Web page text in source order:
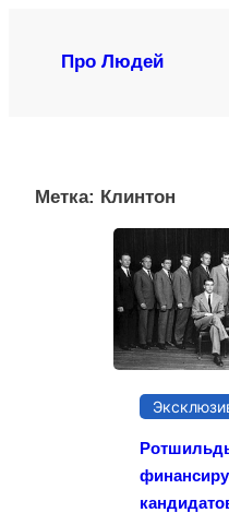
содержимому
Про Людей
Метка: Клинтон